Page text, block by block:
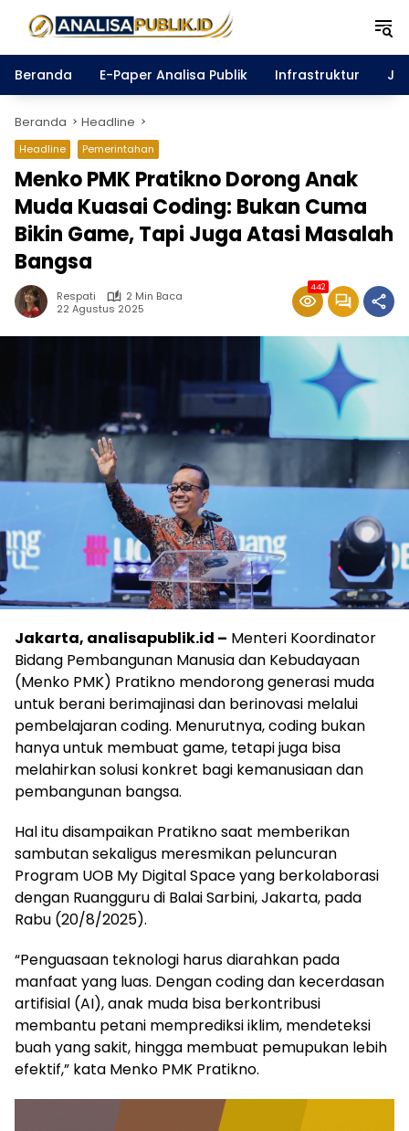
Beranda
E-Paper Analisa Publik Infrastruktur
Beranda Headline
Headline Pemerintahan
Menko PMK Pratikno Dorong Anak
Muda Kuasai Coding: Bukan Cuma
Bikin Game, Tapi Juga Atasi Masalah
Bangsa
Respati
2 Min Baca
22 Agustus 2025
442
Jakarta, analisapublik.id – Menteri Koordinator
Bidang Pembangunan Manusia dan Kebudayaan
(Menko PMK) Pratikno mendorong generasi muda
untuk berani berimajinasi dan berinovasi melalui
pembelajaran coding. Menurutnya, coding bukan
hanya untuk membuat game, tetapi juga bisa
melahirkan solusi konkret bagi kemanusiaan dan
pembangunan bangsa.
Hal itu disampaikan Pratikno saat memberikan
sambutan sekaligus meresmikan peluncuran
Program UOB My Digital Space yang berkolaborasi
dengan Ruangguru di Balai Sarbini, Jakarta, pada
Rabu (20/8/2025).
“Penguasaan teknologi harus diarahkan pada
manfaat yang luas. Dengan coding dan kecerdasan
artifisial (AI), anak muda bisa berkontribusi
membantu petani memprediksi iklim, mendeteksi
buah yang sakit, hingga membuat pemupukan lebih
efektif,” kata Menko PMK Pratikno.